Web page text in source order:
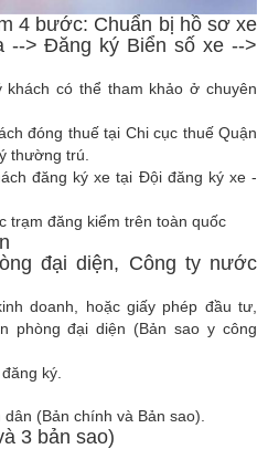
4 bước: Chuẩn bị hồ sơ xe
--> Đăng ký Biển số xe -->
có thể tham khảo ở chuyên
đóng thuế tại Chi cục thuế Quận
thường trú.
đăng ký xe tại Đội đăng ký xe -
trạm đăng kiểm trên toàn quốc
đại diện, Công ty nước
doanh, hoặc giấy phép đầu tư,
phòng đại diện (Bản sao y công
ký.
(Bản chính và Bản sao).
3 bản sao)